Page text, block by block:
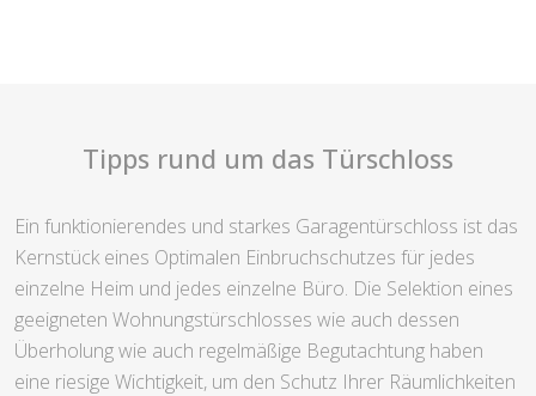
Tipps rund um das Türschloss
Ein funktionierendes und starkes Garagentürschloss ist das
Kernstück eines Optimalen Einbruchschutzes für jedes
einzelne Heim und jedes einzelne Büro. Die Selektion eines
geeigneten Wohnungstürschlosses wie auch dessen
Überholung wie auch regelmäßige Begutachtung haben
eine riesige Wichtigkeit, um den Schutz Ihrer Räumlichkeiten